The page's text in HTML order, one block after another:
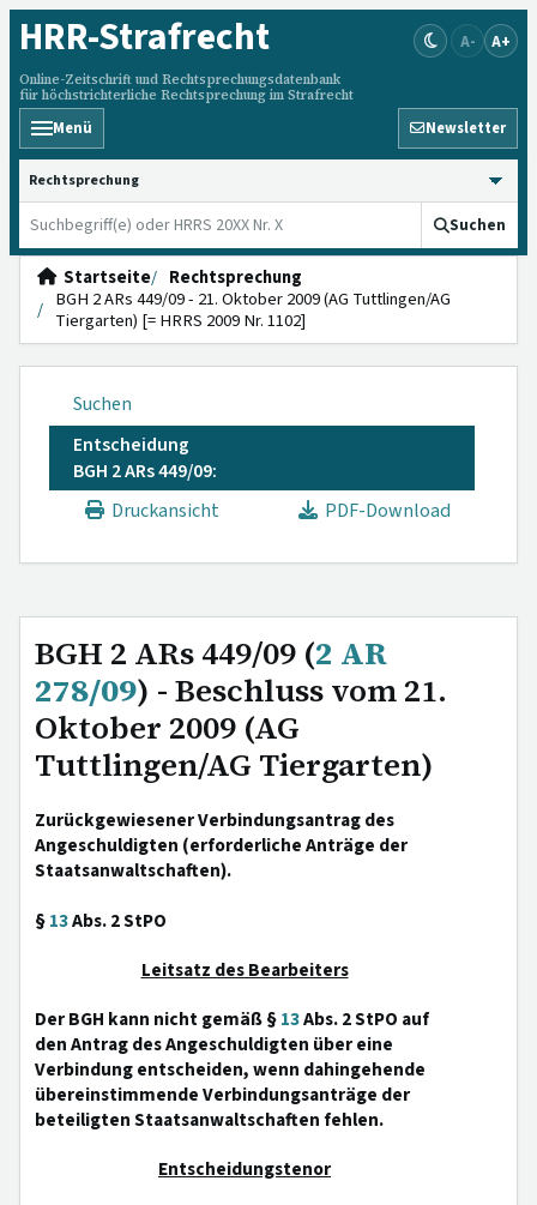
HRR-Strafrecht
Online-Zeitschrift und Rechtsprechungsdatenbank
für höchstrichterliche Rechtsprechung im Strafrecht
A- A+
Menü Newsletter
HRRS durchsuchen
Suchen
Startseite
Rechtsprechung
BGH 2 ARs 449/09 - 21. Oktober 2009 (AG Tuttlingen/AG
Tiergarten) [= HRRS 2009 Nr. 1102]
Suchen
Entscheidung
BGH 2 ARs 449/09:
Druckansicht
PDF-Download
BGH 2 ARs 449/09 (2 AR
278/09) - Beschluss vom 21.
Oktober 2009 (AG
Tuttlingen/AG Tiergarten)
Zurückgewiesener Verbindungsantrag des
Angeschuldigten (erforderliche Anträge der
Staatsanwaltschaften).
§13Abs. 2 StPO
Leitsatz des Bearbeiters
Der BGH kann nicht gemäß §13Abs. 2 StPO auf
den Antrag des Angeschuldigten über eine
Verbindung entscheiden, wenn dahingehende
übereinstimmende Verbindungsanträge der
beteiligten Staatsanwaltschaften fehlen.
Entscheidungstenor